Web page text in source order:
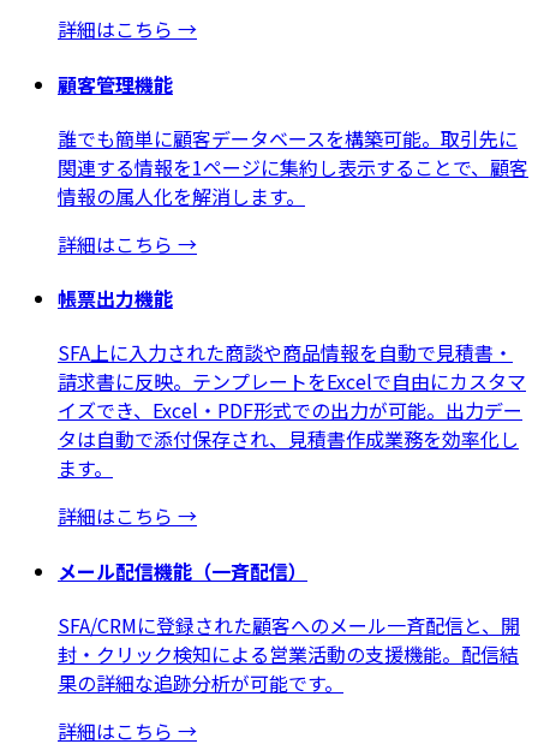
詳細はこちら →
顧客管理機能
誰でも簡単に顧客データベースを構築可能。取引先に
関連する情報を1ページに集約し表示することで、顧客
情報の属人化を解消します。
詳細はこちら →
帳票出力機能
SFA上に入力された商談や商品情報を自動で見積書・
請求書に反映。テンプレートをExcelで自由にカスタマ
イズでき、Excel・PDF形式での出力が可能。出力デー
タは自動で添付保存され、見積書作成業務を効率化し
ます。
詳細はこちら →
メール配信機能（一斉配信）
SFA/CRMに登録された顧客へのメール一斉配信と、開
封・クリック検知による営業活動の支援機能。配信結
果の詳細な追跡分析が可能です。
詳細はこちら →